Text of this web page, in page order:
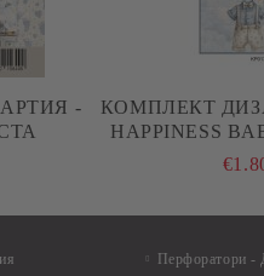
-
КОМПЛЕКТ
HAPPINESS
Перфоратори -